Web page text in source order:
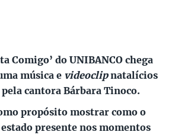
Comigo’ do UNIBANCO chega
música e videoclipnatalícios
cantora Bárbara Tinoco.
propósito mostrar como o
presente nos momentos